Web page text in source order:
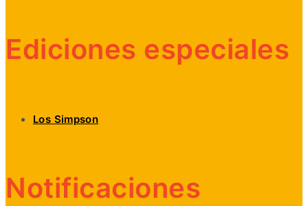
Ediciones especiales
Los Simpson
Notificaciones